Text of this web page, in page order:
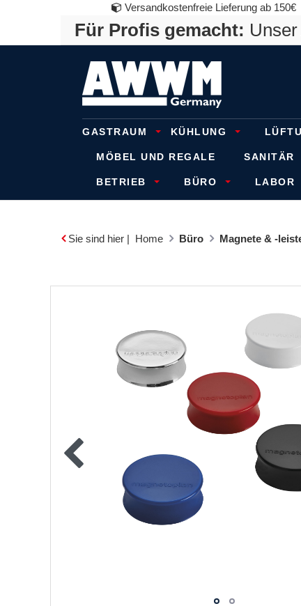
Versandkostenfreie Lieferung ab 150€
Für Profis gemacht:
GASTRAUM KÜHLUNG
MÖBEL UND REGALE SANITÄR
BETRIEB BÜRO LABOR
Sie sind hier | Home Büro Magnete & -